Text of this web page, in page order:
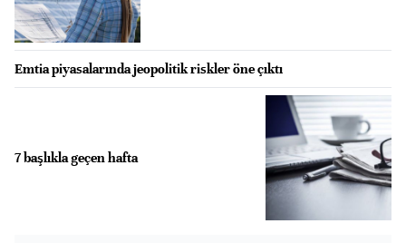
Emtia piyasalarında jeopolitik riskler öne çıktı
7 başlıkla geçen hafta